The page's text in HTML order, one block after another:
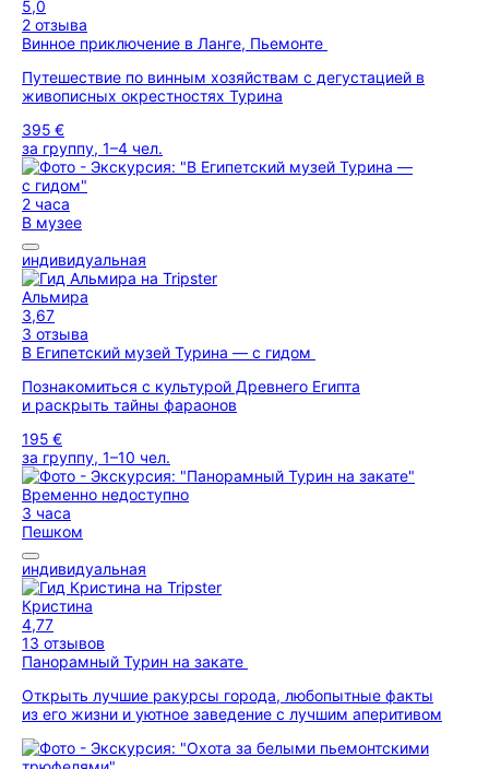
5,0
2 отзыва
Винное приключение в Ланге, Пьемонте
Путешествие по винным хозяйствам с дегустацией в
живописных окрестностях Турина
395 €
за группу, 1–4 чел.
2 часа
В музее
индивидуальная
Альмира
3,67
3 отзыва
В Египетский музей Турина — с гидом
Познакомиться с культурой Древнего Египта
и раскрыть тайны фараонов
195 €
за группу, 1–10 чел.
Временно недоступно
3 часа
Пешком
индивидуальная
Кристина
4,77
13 отзывов
Панорамный Турин на закате
Открыть лучшие ракурсы города, любопытные факты
из его жизни и уютное заведение с лучшим аперитивом